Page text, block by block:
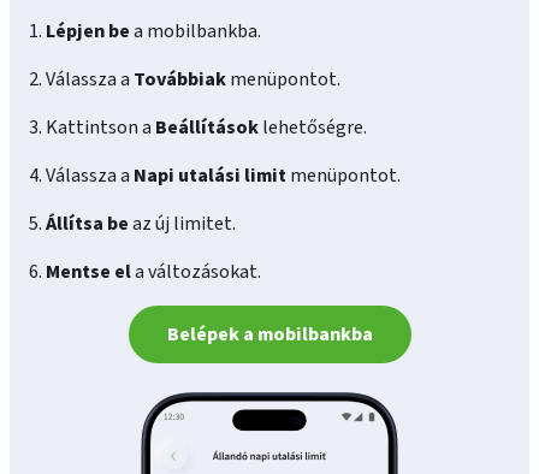
1. Lépjen bea mobilbankba.
2. Válassza a Továbbiakmenüpontot.
3. Kattintson a Beállításoklehetőségre.
4. Válassza a Napi utalási limitmenüpontot.
5.Állítsa beaz új limitet.
6. Mentse ela változásokat.
Belépek a mobilbankba